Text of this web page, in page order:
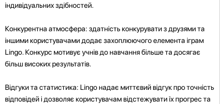
індивідуальних здібностей.
Конкурентна атмосфера: здатність конкурувати з друзями та
іншими користувачами додає захоплюючого елемента іграм
Lingo. Конкурс мотивує учнів до навчання більше та досягає
більш високих результатів.
Відгуки та статистика: Lingo надає миттєвий відгук про точність
відповідей і дозволяє користувачам відстежувати їх прогрес та